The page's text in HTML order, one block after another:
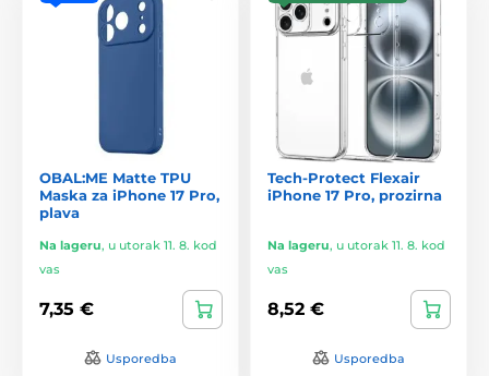
OBAL:ME Matte TPU
Maska za iPhone 17 Pro,
plava
Na lageru, u utorak 11. 8. kod
vas
7,35 €
Usporedba
Tech-Protect Flexair
iPhone 17 Pro, prozirna
Na lageru, u utorak 11. 8. kod
vas
8,52 €
Usporedba